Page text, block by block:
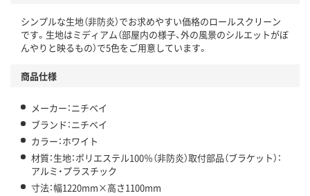
シンプルな生地（非防炎）でお求めやすい価格のロールスクリーン
です。生地はミディアム（部屋内の様子、外の風景のシルエットがぼ
んやりと映るもの）で5色をご用意しています。
商品仕様
メーカー：ニチベイ
ブランド：ニチベイ
カラー：ホワイト
材質：生地：ポリエステル100％（非防炎）取付部品（ブラケット）：
アルミ・プラスチック
寸法：幅1220mm×高さ1100mm